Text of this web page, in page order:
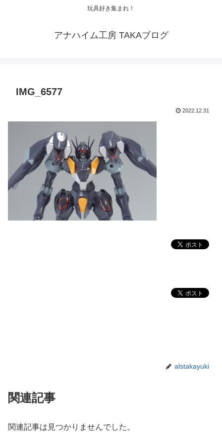
玩具好き集まれ！
アナハイム工房 TAKAブログ
IMG_6577
2022.12.31
alstakayuki
関連記事
関連記事は見つかりませんでした。